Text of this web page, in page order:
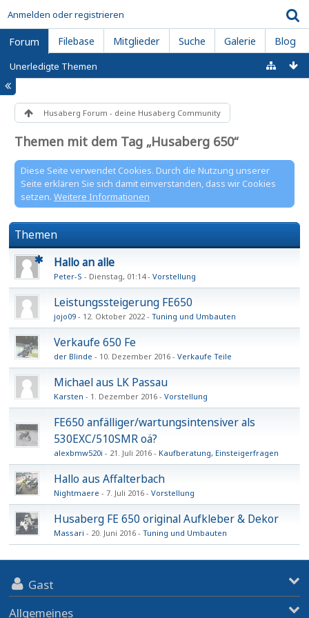
Anmelden oder registrieren
Forum Filebase Mitglieder Suche Galerie Blog
Unerledigte Themen
Husaberg Forum - deine Husaberg Community
Themen mit dem Tag „Husaberg 650“
Diese Seite verwendet Cookies. Durch die Nutzung unserer
Seite erklären Sie sich damit einverstanden, dass wir Cookies
setzen. Weitere Informationen
Themen
Hallo an alle
Peter-S Dienstag, 01:14 Vorstellung
Leistungssteigerung FE650
jojo09 12. Oktober 2022 Tuning und Umbauten
Verkaufe 650 Fe
der Blinde 10. Dezember 2016 Verkaufe Teile
Michael aus LK Passau
Karsten 1. Dezember 2016 Vorstellung
FE650 anfälliger/wartungsintensiver als
530EXC/510SMR oä?
alexbmw520i 21. Juli 2016 Kaufberatung, Einsteigerfragen
Hallo aus Affalterbach
Nightmaere 7. Juli 2016 Vorstellung
Husaberg FE 650 original Aufkleber & Dekor
Massari 20. Juni 2016 Tuning und Umbauten
Gast
Allgemeines